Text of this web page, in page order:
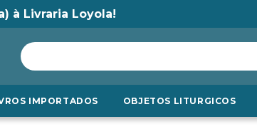
à Livraria Loyola!
IMPORTADOS OBJETOS LITURGICOS